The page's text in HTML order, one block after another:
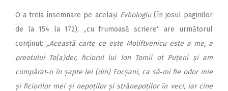
O a treia însemnare pe același Evhologiu (în josul paginilor
de la 154 la 172), „cu frumoasă scriere“ are următorul
conținut: „Această carte ce este Moliftvenicu este a me, a
preotului To(a)der, ficiorul lui Ion Tomii ot Puțeni și am
cumpărat‑o în șapte lei (din) Focșani, ca să‑mi fie odor mie
și ficiorilor mei și nepoților și strănepoților în veci, iar cine